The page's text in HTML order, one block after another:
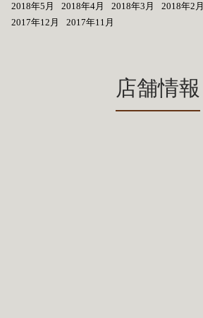
2018年5月
2018年4月 2018年3月 2018年2月
2017年12月
2017年11月
店舗情報